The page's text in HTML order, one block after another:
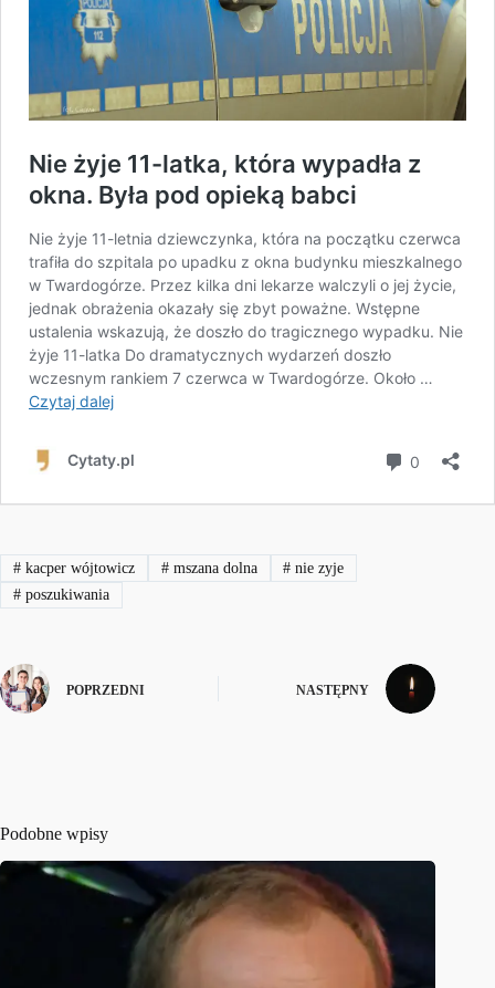
#kacper wójtowicz #mszana dolna # nie zyje
#poszukiwania
POPRZEDNI NASTĘPNY
Podobne wpisy